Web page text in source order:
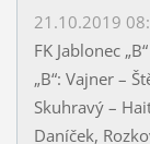
21.10.2019
FK Jablonec
„B“: Vajner –
Skuhravý –
Daníček,